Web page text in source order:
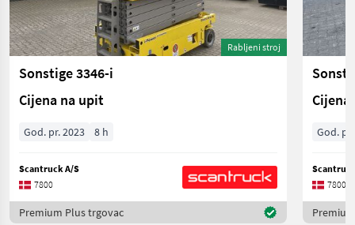
Rabljeni stroj
Sonstige 3346-i
Cijena na upit
God. pr. 2023 8 h
Scantruck A/S
7800
Premium Plus trgovac
God.
7800